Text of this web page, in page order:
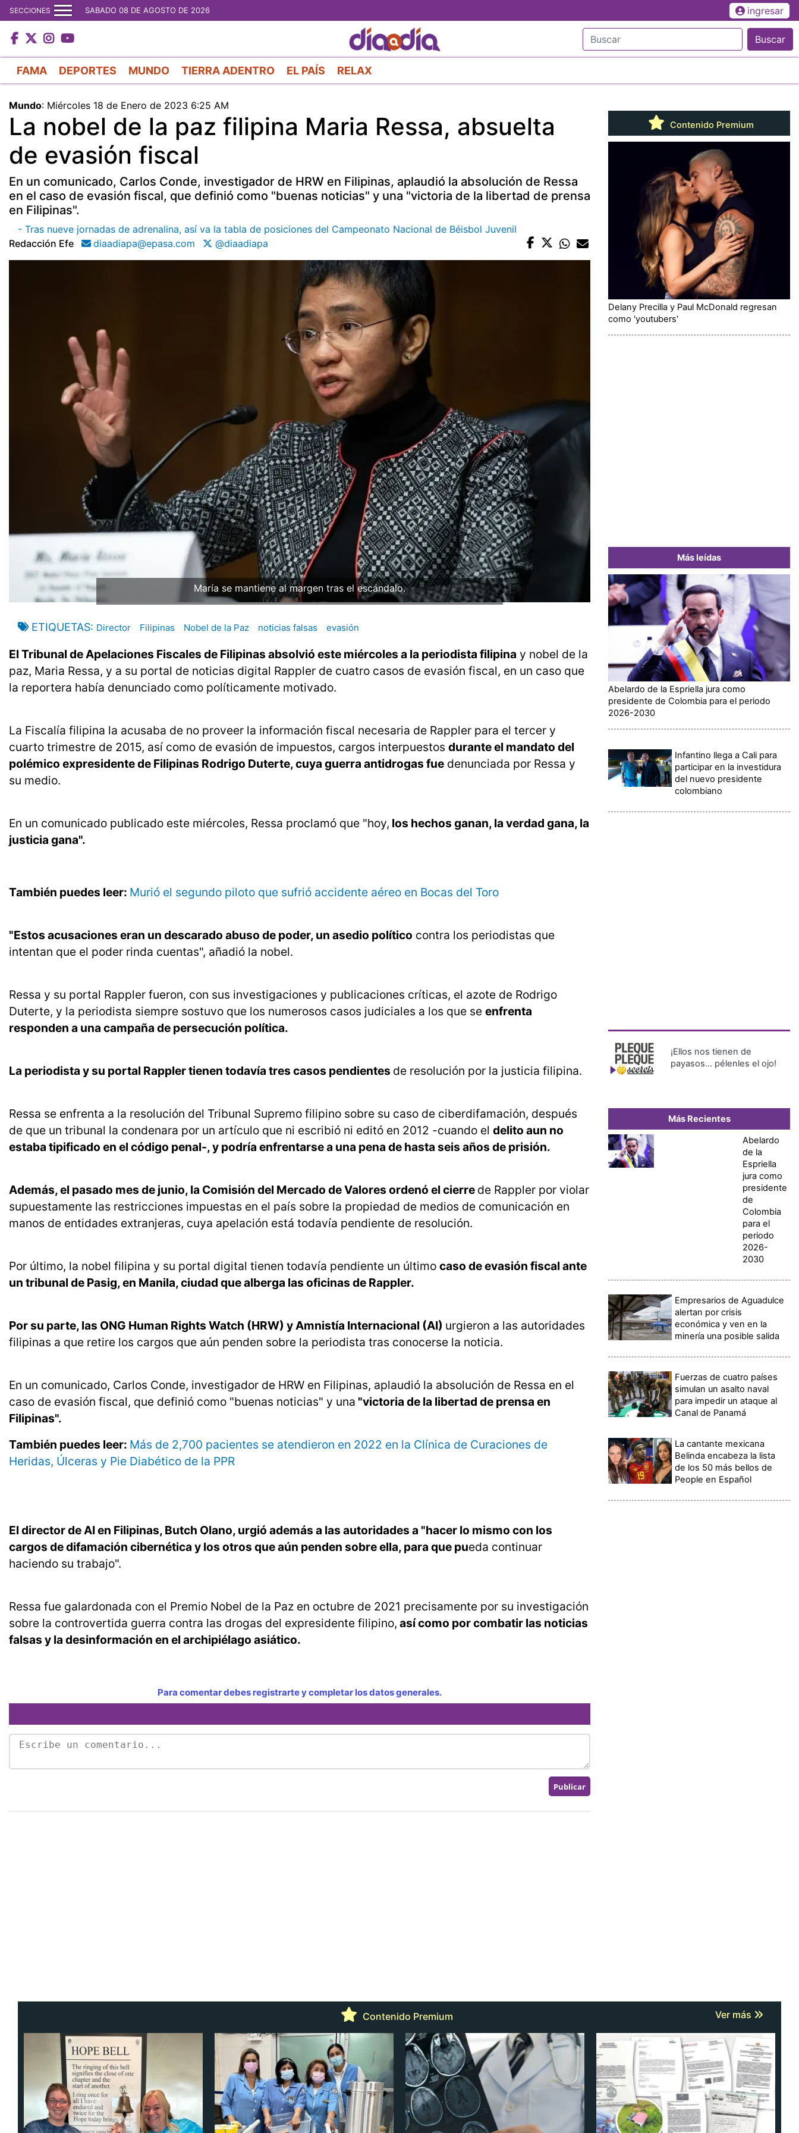
al
contenido
principal
SECCIONES SABADO 08 DE AGOSTO DE 2026 ingresar
Buscar
FAMA DEPORTES MUNDO TIERRA ADENTRO EL PAÍS RELAX
Mundo: Miércoles 18 de Enero de 2023 6:25 AM
La nobel de la paz filipina Maria Ressa, absuelta
de evasión fiscal
En un comunicado, Carlos Conde, investigador de HRW en Filipinas, aplaudió la absolución de Ressa
en el caso de evasión fiscal, que definió como "buenas noticias" y una "victoria de la libertad de prensa
en Filipinas".
- Tras nueve jornadas de adrenalina, así va la tabla de posiciones del Campeonato Nacional de Béisbol Juvenil
Redacción Efe
diaadiapa@epasa.com @diaadiapa
María se mantiene al margen tras el escándalo.
ETIQUETAS Director Filipinas Nobel de la Paz noticias falsas evasión
El Tribunal de Apelaciones Fiscales de Filipinas absolvió este miércoles a la periodista filipina y nobel de la
paz, Maria Ressa, y a su portal de noticias digital Rappler de cuatro casos de evasión fiscal, en un caso que
la reportera había denunciado como políticamente motivado.
La Fiscalía filipina la acusaba de no proveer la información fiscal necesaria de Rappler para el tercer y
cuarto trimestre de 2015, así como de evasión de impuestos, cargos interpuestos durante el mandato del
polémico expresidente de Filipinas Rodrigo Duterte, cuya guerra antidrogas fue denunciada por Ressa y
su medio.
En un comunicado publicado este miércoles, Ressa proclamó que "hoy, los hechos ganan, la verdad gana, la
justicia gana".
También puedes leer: Murió el segundo piloto que sufrió accidente aéreo en Bocas del Toro
"Estos acusaciones eran un descarado abuso de poder, un asedio político contra los periodistas que
intentan que el poder rinda cuentas", añadió la nobel.
Ressa y su portal Rappler fueron, con sus investigaciones y publicaciones críticas, el azote de Rodrigo
Duterte, y la periodista siempre sostuvo que los numerosos casos judiciales a los que se enfrenta
responden a una campaña de persecución política.
La periodista y su portal Rappler tienen todavía tres casos pendientes de resolución por la justicia filipina.
Ressa se enfrenta a la resolución del Tribunal Supremo filipino sobre su caso de ciberdifamación, después
de que un tribunal la condenara por un artículo que ni escribió ni editó en 2012 -cuando el delito aun no
estaba tipificado en el código penal-, y podría enfrentarse a una pena de hasta seis años de prisión.
Además, el pasado mes de junio, la Comisión del Mercado de Valores ordenó el cierre de Rappler por violar
supuestamente las restricciones impuestas en el país sobre la propiedad de medios de comunicación en
manos de entidades extranjeras, cuya apelación está todavía pendiente de resolución.
Por último, la nobel filipina y su portal digital tienen todavía pendiente un último caso de evasión fiscal ante
un tribunal de Pasig, en Manila, ciudad que alberga las oficinas de Rappler.
Por su parte, las ONG Human Rights Watch (HRW) y Amnistía Internacional (AI) urgieron a las autoridades
filipinas a que retire los cargos que aún penden sobre la periodista tras conocerse la noticia.
En un comunicado, Carlos Conde, investigador de HRW en Filipinas, aplaudió la absolución de Ressa en el
caso de evasión fiscal, que definió como "buenas noticias" y una "victoria de la libertad de prensa en
Filipinas".
También puedes leer: Más de 2,700 pacientes se atendieron en 2022 en la Clínica de Curaciones de
Heridas, Úlceras y Pie Diabético de la PPR
El director de AI en Filipinas, Butch Olano, urgió además a las autoridades a "hacer lo mismo con los
cargos de difamación cibernética y los otros que aún penden sobre ella, para que pueda continuar
haciendo su trabajo".
Ressa fue galardonada con el Premio Nobel de la Paz en octubre de 2021 precisamente por su investigación
sobre la controvertida guerra contra las drogas del expresidente filipino, así como por combatir las noticias
falsas y la desinformación en el archipiélago asiático.
Para comentar debes registrarte y completar los datos generales.
Contenido Premium
Delany Precilla y Paul McDonald regresan
como 'youtubers'
Más leídas
Abelardo de la Espriella jura como
presidente de Colombia para el periodo
2026-2030
Infantino llega a Cali para
participar en la investidura
del nuevo presidente
colombiano
¡Ellos nos tienen de
payasos… pélenles el ojo!
Más Recientes
Abelardo
de la
Espriella
jura como
presidente
de
Colombia
para el
periodo
2026-
2030
Empresarios de Aguadulce
alertan por crisis
económica y ven en la
minería una posible salida
Fuerzas de cuatro países
simulan un asalto naval
para impedir un ataque al
Canal de Panamá
La cantante mexicana
Belinda encabeza la lista
de los 50 más bellos de
People en Español
Contenido Premium Ver más